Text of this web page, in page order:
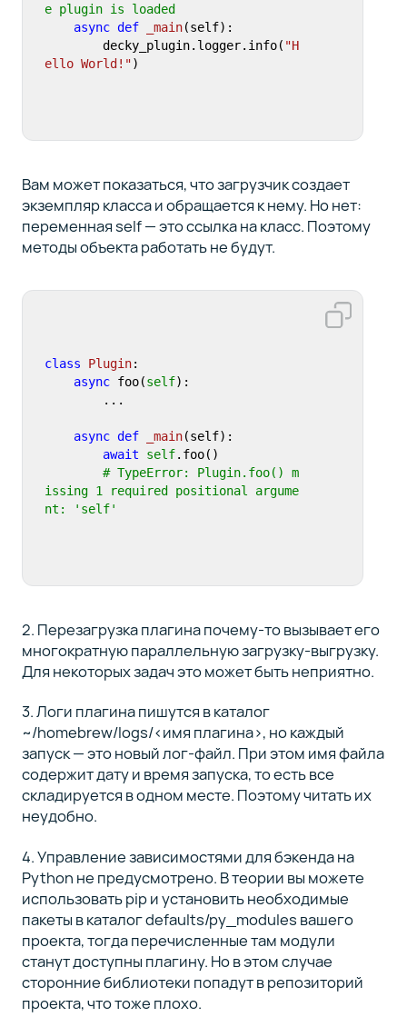
e plugin is loaded
async def _main(self):
        decky_plugin.logger.info(
"H
ello World!")
Вам может показаться, что загрузчик создает
экземпляр класса и обращается к нему. Но нет:
переменная self — это ссылка на класс. Поэтому
методы объекта работать не будут.
class Plugin:
async foo(self):
async def _main(self):
await
self.foo()
# TypeError: Plugin.foo() m
issing 1 required positional argume
nt: 'self'
2. Перезагрузка плагина почему-то вызывает его
многократную параллельную загрузку-выгрузку.
Для некоторых задач это может быть неприятно.
3. Логи плагина пишутся в каталог
~/homebrew/logs/<имя плагина>, но каждый
запуск — это новый лог-файл. При этом имя файла
содержит дату и время запуска, то есть все
складируется в одном месте. Поэтому читать их
неудобно.
4. Управление зависимостями для бэкенда на
Python не предусмотрено. В теории вы можете
использовать pip и установить необходимые
пакеты в каталог defaults/py_modules вашего
проекта, тогда перечисленные там модули
станут доступны плагину. Но в этом случае
сторонние библиотеки попадут в репозиторий
проекта, что тоже плохо.